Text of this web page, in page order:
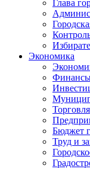
Глава
Экономика
Торговля
Бюджет
Труд и